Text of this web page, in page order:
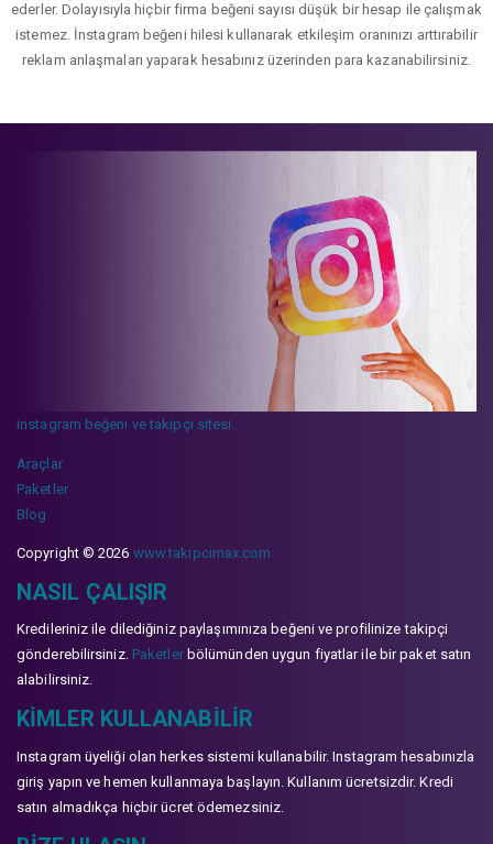
ederler. Dolayısıyla hiçbir firma beğeni sayısı düşük bir hesap ile çalışmak
istemez. İnstagram beğeni hilesi kullanarak etkileşim oranınızı arttırabilir
reklam anlaşmaları yaparak hesabınız üzerinden para kazanabilirsiniz.
instagram beğeni ve takipçi sitesi
Araçlar
Paketler
Blog
Copyright © 2026 www.takipcimax.com
NASIL ÇALIŞIR
Kredileriniz ile dilediğiniz paylaşımınıza beğeni ve profilinize takipçi
gönderebilirsiniz. Paketlerbölümünden uygun fiyatlar ile bir paket satın
alabilirsiniz.
KIMLER KULLANABILIR
Instagram üyeliği olan herkes sistemi kullanabilir. Instagram hesabınızla
giriş yapın ve hemen kullanmaya başlayın. Kullanım ücretsizdir. Kredi
satın almadıkça hiçbir ücret ödemezsiniz.